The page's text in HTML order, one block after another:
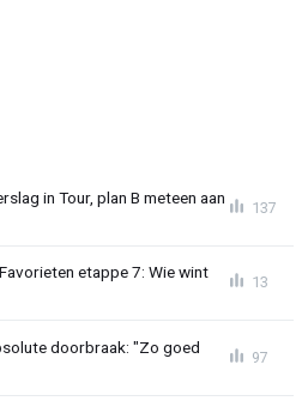
in Tour, plan B meteen aan
137
etappe 7: Wie wint
13
doorbraak: "Zo goed
97